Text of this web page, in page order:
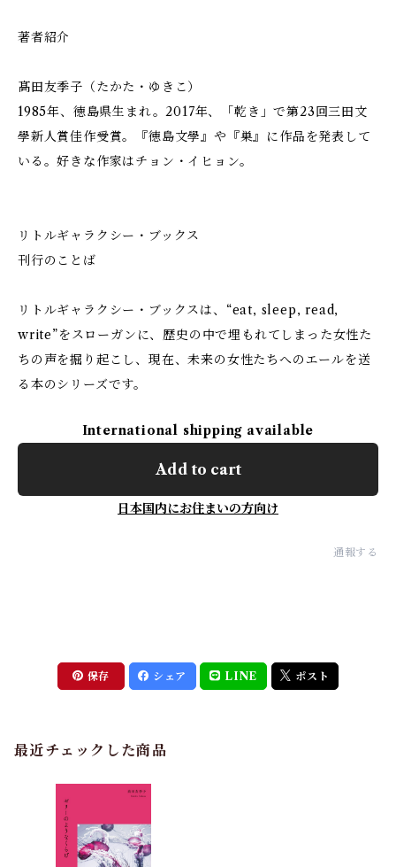
著者紹介
髙田友季子（たかた・ゆきこ）
1985年、徳島県生まれ。2017年、「乾き」で第23回三田文
學新人賞佳作受賞。『徳島文學』や『巣』に作品を発表して
いる。好きな作家はチョン・イヒョン。
リトルギャラクシー・ブックス
刊行のことば
リトルギャラクシー・ブックスは、“eat, sleep, read,
write”をスローガンに、歴史の中で埋もれてしまった女性た
ちの声を掘り起こし、現在、未来の女性たちへのエールを送
る本のシリーズです。
International shipping available
Add to cart
日本国内にお住まいの方向け
通報する
保存 シェア LINE ポスト
最近チェックした商品